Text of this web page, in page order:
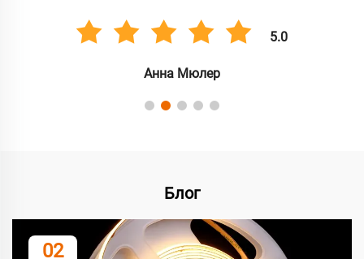
5.0
Анна Мюлер
Блог
02